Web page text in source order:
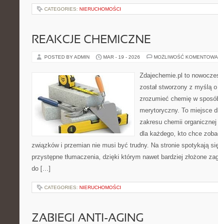
CATEGORIES: NIERUCHOMOŚCI
REAKCJE CHEMICZNE
POSTED BY ADMIN MAR - 19 - 2026 MOŻLIWOŚĆ
Zdajechemie.pl to
został stworzony z myślą
zrozumieć chemię w
merytoryczny. To miejsce
zakresu chemii
dla każdego, kto chce
związków i przemian nie musi być trudny. Na stronie spotykają
przystępne tłumaczenia, dzięki którym nawet bardziej złożone
do […]
CATEGORIES: NIERUCHOMOŚCI
ZABIEGI ANTI-AGING